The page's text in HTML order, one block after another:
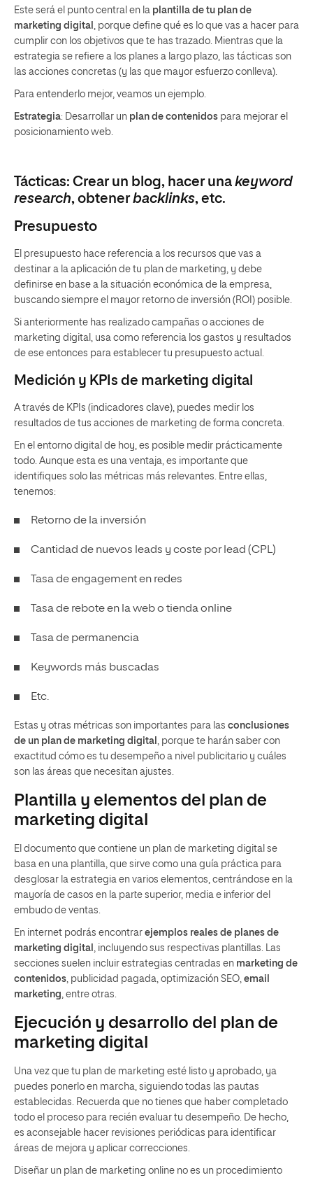
Este será el punto central en la plantilla de tu plan de
marketing digital
, porque define qué es lo que vas a hacer para
cumplir con los objetivos que te has trazado. Mientras que la
estrategia se refiere a los planes a largo plazo, las tácticas son
las acciones concretas (y las que mayor esfuerzo conlleva).
Para entenderlo mejor, veamos un ejemplo.
Estrategia: Desarrollar un plan de contenidos para mejorar el
posicionamiento web.
Tácticas: Crear un blog, hacer una keyword
research, obtenerbacklinks, etc.
Presupuesto
El presupuesto hace referencia a los recursos que vas a
destinar a la aplicación de tu plan de marketing, y debe
definirse en base a la situación económica de la empresa,
buscando siempre el mayor retorno de inversión (ROI) posible.
Si anteriormente has realizado campañas o acciones de
marketing digital, usa como referencia los gastos y resultados
de ese entonces para establecer tu presupuesto actual.
Medición y KPIs de marketing digital
A través de KPIs (indicadores clave), puedes medir los
resultados de tus acciones de marketing de forma concreta.
En el entorno digital de hoy, es posible medir prácticamente
todo. Aunque esta es una ventaja, es importante que
identifiques solo las métricas más relevantes. Entre ellas,
tenemos:
Retorno de la inversión
Cantidad de nuevos leads y coste por lead (CPL)
Tasa de engagement en redes
Tasa de rebote en la web o tienda online
Tasa de permanencia
Keywords más buscadas
Etc.
Estas y otras métricas son importantes para las conclusiones
de un plan de marketing digital
, porque te harán saber con
exactitud cómo es tu desempeño a nivel publicitario y cuáles
son las áreas que necesitan ajustes.
Plantilla y elementos del plan de
marketing digital
El documento que contiene un plan de marketing digital se
basa en una plantilla, que sirve como una guía práctica para
desglosar la estrategia en varios elementos, centrándose en la
mayoría de casos en la parte superior, media e inferior del
embudo de ventas.
En internet podrás encontrar ejemplos reales de planes de
marketing digital
, incluyendo sus respectivas plantillas. Las
secciones suelen incluir estrategias centradas en marketing de
contenidos , publicidad pagada, optimización SEO, email
marketing , entre otras.
Ejecución y desarrollo del plan de
marketing digital
Una vez que tu plan de marketing esté listo y aprobado, ya
puedes ponerlo en marcha, siguiendo todas las pautas
establecidas. Recuerda que no tienes que haber completado
todo el proceso para recién evaluar tu desempeño. De hecho,
es aconsejable hacer revisiones periódicas para identificar
áreas de mejora y aplicar correcciones.
Diseñar un plan de marketing online no es un procedimiento